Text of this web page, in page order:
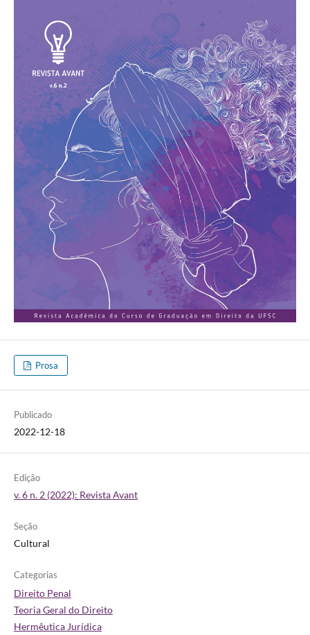
Prosa
Publicado
2022-12-18
Edição
v. 6 n. 2 (2022): Revista Avant
Seção
Cultural
Categorias
Direito Penal
Teoria Geral do Direito
Hermêutica Jurídica